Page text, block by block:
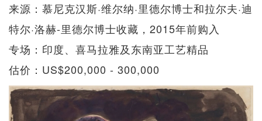
来源：慕尼克汉斯·维尔纳·里德尔博士和拉尔夫·迪
特尔·洛赫-里德尔博士收藏，2015年前购入
专场：印度、喜马拉雅及东南亚工艺精品
估价：US$200,000 - 300,000